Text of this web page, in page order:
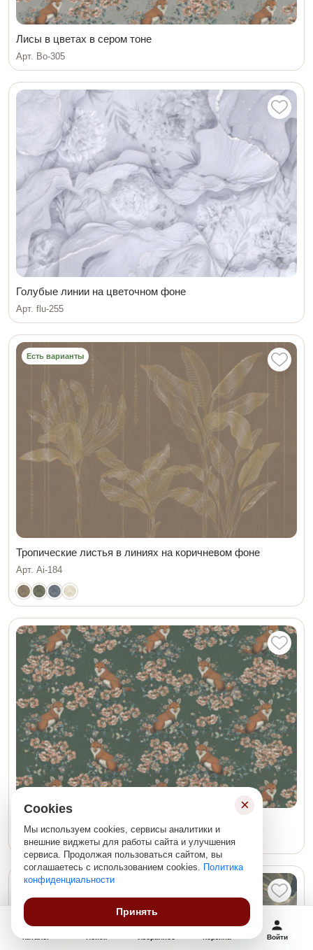
Лисы в цветах в сером тоне
Арт. Bo-305
Голубые линии на цветочном фоне
Арт. flu-255
Есть варианты
Тропические листья в линиях на коричневом фоне
Арт. Ai-184
Арт. Bo-303
Есть варианты
Каталог Войти
×
Cookies
Мы используем cookies, сервисы аналитики и
внешние виджеты для работы сайта и улучшения
сервиса. Продолжая пользоваться сайтом, вы
соглашаетесь с использованием cookies. Политика
конфиденциальности
Принять